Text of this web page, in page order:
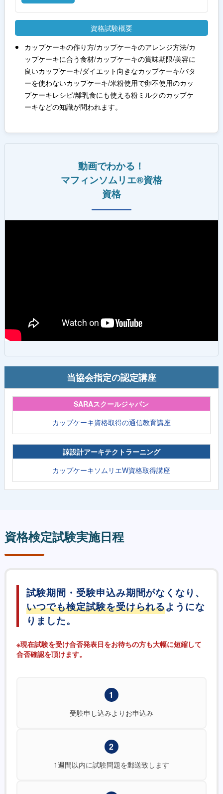
資格試験概要
カップケーキの作り方/カップケーキのアレンジ方法/カ
ップケーキに合う食材/カップケーキの賞味期限/美容に
良いカップケーキ/ダイエット向きなカップケーキ/バタ
ーを使わないカップケーキ/米粉使用で卵不使用のカッ
プケーキレシピ/離乳食にも使える粉ミルクのカップケ
ーキなどの知識が問われます。
動画でわかる！
マフィンソムリエ®資格
資格
当協会指定の認定講座
SARAスクールジャパン
カップケーキ資格取得の通信教育講座
諒設計アーキテクトラーニング
カップケーキソムリエW資格取得講座
資格検定試験実施日程
試験期間・受験申込み期間がなくなり、
いつでも検定試験を受けられるようにな
りました。
※現在試験を受け合否発表日をお待ちの方も大幅に短縮して
合否確認を頂けます。
1
受験申し込みよりお申込み
2
1週間以内に試験問題を郵送致します